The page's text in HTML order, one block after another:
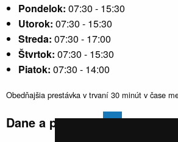
Pondelok: 07:30 - 15:30
Utorok: 07:30 - 15:30
Streda: 07:30 - 17:00
Štvrtok: 07:30 - 15:30
Piatok: 07:30 - 14:00
Obedňajšia prestávka v trvaní 30 minút v čase
Dane a poplatky